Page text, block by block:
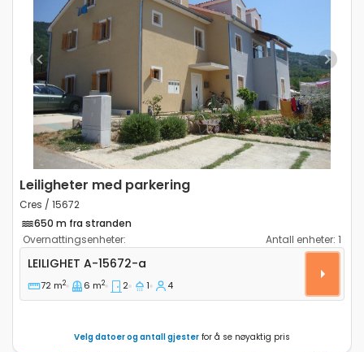
Previous Next
Leiligheter med parkering
Cres / 15672
650 m fra stranden
Overnattingsenheter:
Antall enheter: 1
Toroms leilighet Cres A-15672-a
LEILIGHET A-15672-a
72 m2 6 m2 2 1 4
Velg datoer og antall gjester for å se nøyaktig pris